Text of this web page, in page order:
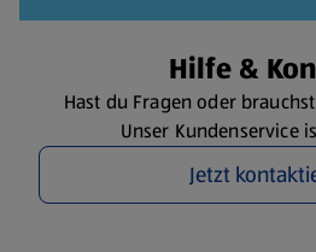
Hilfe &
Hast du Fragen oder
Unser Kundenservice
Jetzt